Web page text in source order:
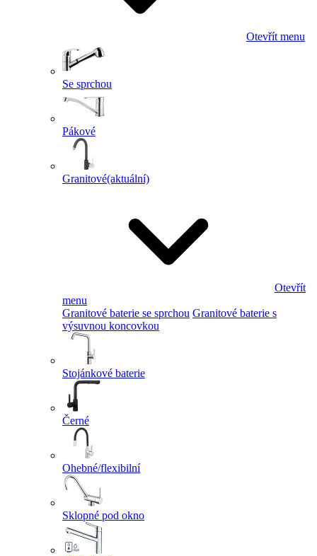
Otevřít menu
Se sprchou
Pákové
Granitové(aktuální)
Otevřít
menu
Granitové baterie se sprchou Granitové baterie s
výsuvnou koncovkou
Stojánkové baterie
Černé
Ohebné/flexibilní
Sklopné pod okno